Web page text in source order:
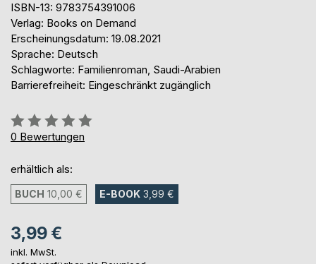
ISBN-13: 9783754391006
Verlag: Books on Demand
Erscheinungsdatum: 19.08.2021
Sprache: Deutsch
Schlagworte: Familienroman, Saudi-Arabien
Barrierefreiheit: Eingeschränkt zugänglich
Bewertung::
0%
0 Bewertungen
erhältlich als:
BUCH 10,00 € E-BOOK 3,99 €
3,99 €
inkl. MwSt.